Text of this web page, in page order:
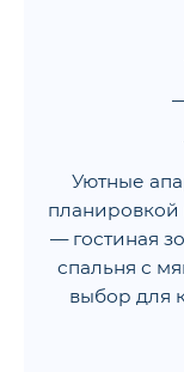
Уютные
планировкой
— гостиная
спальня с
выбор для